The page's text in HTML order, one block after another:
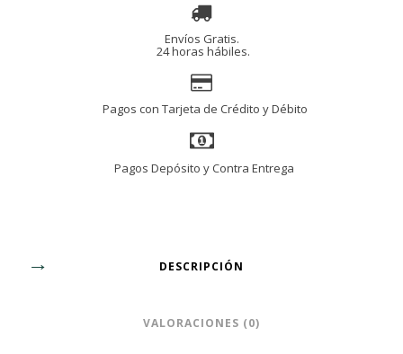
Envíos Gratis.
24 horas hábiles.
Pagos con Tarjeta de Crédito y Débito
Pagos Depósito y Contra Entrega
DESCRIPCIÓN
VALORACIONES (0)